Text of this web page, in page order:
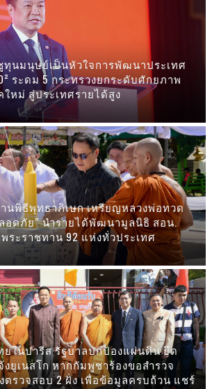
ทุนมนุษย์เป็นหัวใจการพัฒนาประเทศ
ระดม 5 กระทรวงยกระดับศักยภาพ
หม่ สู่ประเทศรายได้สูง
นพิธีพุทธาภิเษก เหรียญหลวงพ่อทวด
อดภัย” นำรายได้พัฒนามูลนิธิ สอน.
ระราชทาน 92 แห่งทั่วประเทศ
ในปารีส รัฐบาลปกป้องแผ่นดิน ยึด
ยูเนสโก หากกัมพูชาร้องขอสำรวจ
รวจสอบ 2 ฝั่ง เพื่อข้อมูลครบถ้วน แชร์